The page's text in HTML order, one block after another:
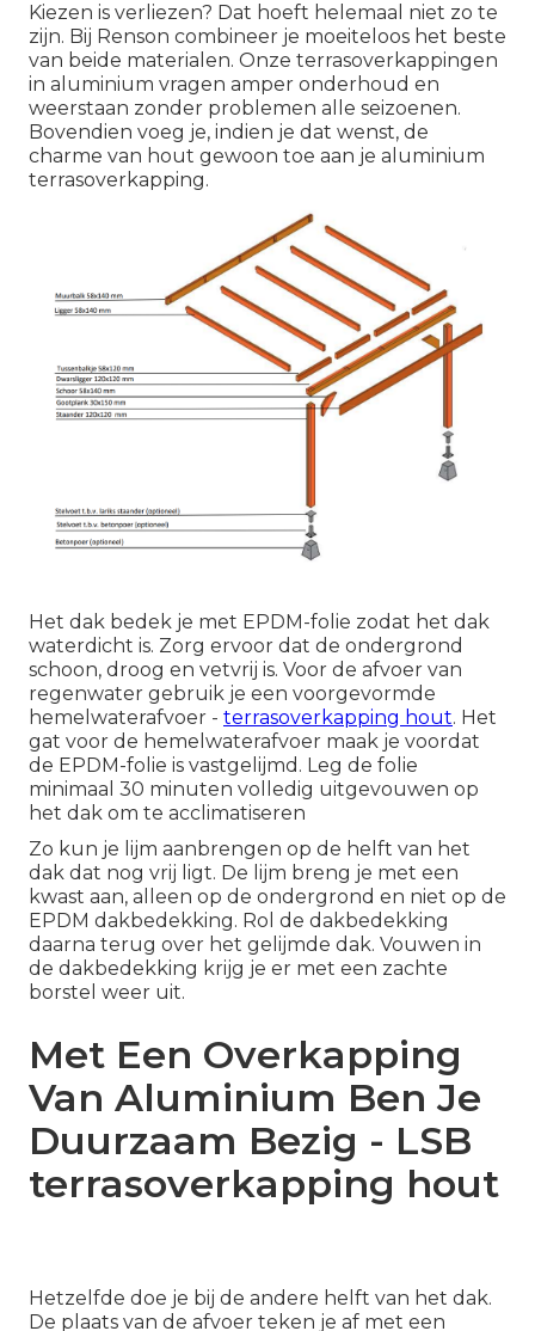
Kiezen is verliezen? Dat hoeft helemaal niet zo te
zijn. Bij Renson combineer je moeiteloos het beste
van beide materialen. Onze terrasoverkappingen
in aluminium vragen amper onderhoud en
weerstaan zonder problemen alle seizoenen.
Bovendien voeg je, indien je dat wenst, de
charme van hout gewoon toe aan je aluminium
terrasoverkapping.
Het dak bedek je met EPDM-folie zodat het dak
waterdicht is. Zorg ervoor dat de ondergrond
schoon, droog en vetvrij is. Voor de afvoer van
regenwater gebruik je een voorgevormde
hemelwaterafvoer - terrasoverkapping hout. Het
gat voor de hemelwaterafvoer maak je voordat
de EPDM-folie is vastgelijmd. Leg de folie
minimaal 30 minuten volledig uitgevouwen op
het dak om te acclimatiseren
Zo kun je lijm aanbrengen op de helft van het
dak dat nog vrij ligt. De lijm breng je met een
kwast aan, alleen op de ondergrond en niet op de
EPDM dakbedekking. Rol de dakbedekking
daarna terug over het gelijmde dak. Vouwen in
de dakbedekking krijg je er met een zachte
borstel weer uit.
Met Een Overkapping
Van Aluminium Ben Je
Duurzaam Bezig - LSB
terrasoverkapping hout
Hetzelfde doe je bij de andere helft van het dak.
De plaats van de afvoer teken je af met een